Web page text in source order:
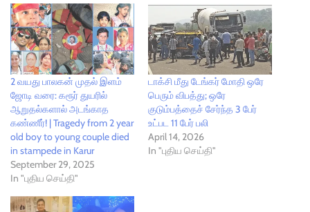
2 வயது பாலகன் முதல் இளம்
ஜோடி வரை: கரூர் துயரில்
ஆறுதல்களால் அடங்காத
கண்ணீர்! | Tragedy from 2 year
old boy to young couple died
in stampede in Karur
September 29, 2025
In "புதிய செய்தி"
டாக்சி மீது டேங்கர் மோதி ஒரே
பெரும் விபத்து; ஒரே
குடும்பத்தைச் சேர்ந்த 3 பேர்
உட்பட 11 பேர் பலி
April 14, 2026
In "புதிய செய்தி"